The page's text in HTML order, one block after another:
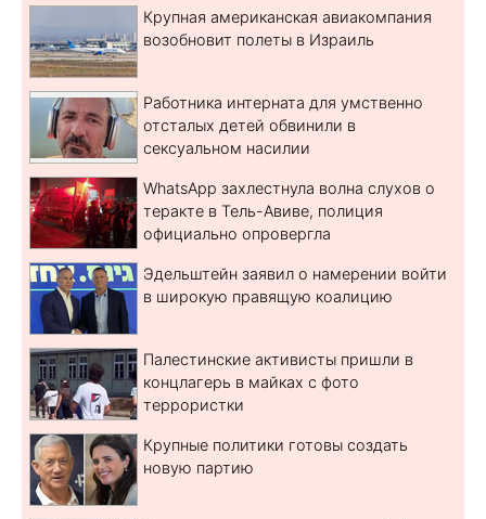
Крупная американская авиакомпания
возобновит полеты в Израиль
Работника интерната для умственно
отсталых детей обвинили в
сексуальном насилии
WhatsApp захлестнула волна слухов о
теракте в Тель-Авиве, полиция
официально опровергла
Эдельштейн заявил о намерении войти
в широкую правящую коалицию
Палестинские активисты пришли в
концлагерь в майках с фото
террористки
Крупные политики готовы создать
новую партию